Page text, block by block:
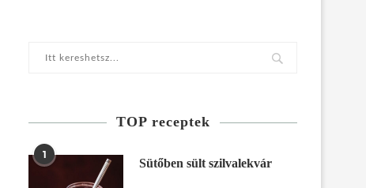
TOP receptek
1
Sütőben sült szilvalekvár